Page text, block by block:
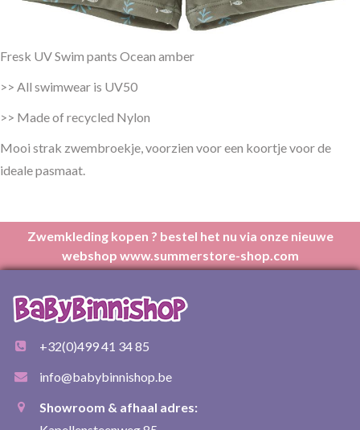
Fresk UV Swim pants Ocean amber
>> All swimwear is UV50
>> Made of recycled Nylon
Mooi strak zwembroekje, voorzien voor een koortje voor de
ideale pasmaat.
Zwemkleding kopen ? bestel het nu via onze nieuwe
webshop www.summerstore-shop.com
+32(0)499 41 34 85
info@babybinnishop.be
Showroom & afhaal adres: